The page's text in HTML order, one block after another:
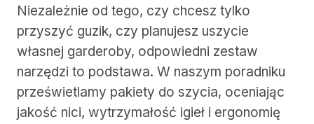
Niezależnie od tego, czy chcesz tylko
przyszyć guzik, czy planujesz uszycie
własnej garderoby, odpowiedni zestaw
narzędzi to podstawa. W naszym poradniku
prześwietlamy pakiety do szycia, oceniając
jakość nici, wytrzymałość igieł i ergonomię